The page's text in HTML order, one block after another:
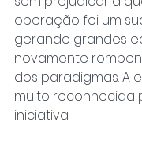
operação foi um
gerando grandes
novamente
dos paradigmas. A
muito reconhecida
iniciativa.